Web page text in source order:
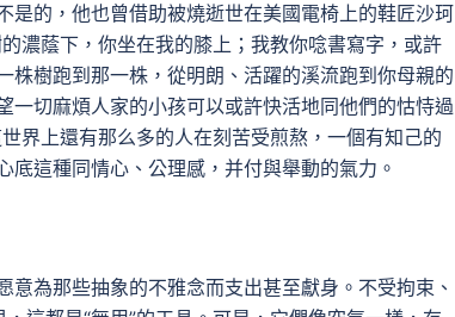
是的，他也曾借助被燒逝世在美國電椅上的鞋匠沙珂
濃蔭下，你坐在我的膝上；我教你唸書寫字，或許
樹跑到那一株，從明朗、活躍的溪流跑到你母親的
切麻煩人家的小孩可以或許快活地同他們的怙恃過
界上還有那么多的人在刻苦受煎熬，一個有知己的
這種同情心、公理感，并付與舉動的氣力。
為那些抽象的不雅念而支出甚至獻身。不受拘束、